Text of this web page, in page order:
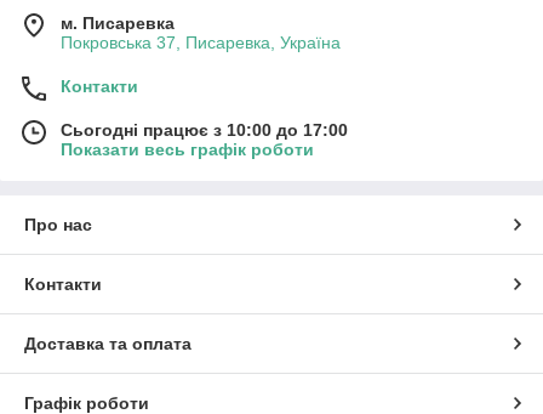
м. Писаревка
Покровська 37, Писаревка, Україна
Контакти
Сьогодні працює з 10:00 до 17:00
Показати весь графік роботи
Про нас
Контакти
Доставка та оплата
Графік роботи